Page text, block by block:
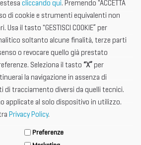
cliccando qui. Premendo "ACCETTA
di cookie e strumenti equivalenti non
il tasto "GESTISCI COOKIE” per
soltanto alcune finalità, terze parti
o revocare quello già prestato
Seleziona il tasto “X” per
la navigazione in assenza di
di tracciamento diversi da quelli tecnici.
applicate al solo dispositivo in utilizzo.
Privacy Policy.
Preferenze